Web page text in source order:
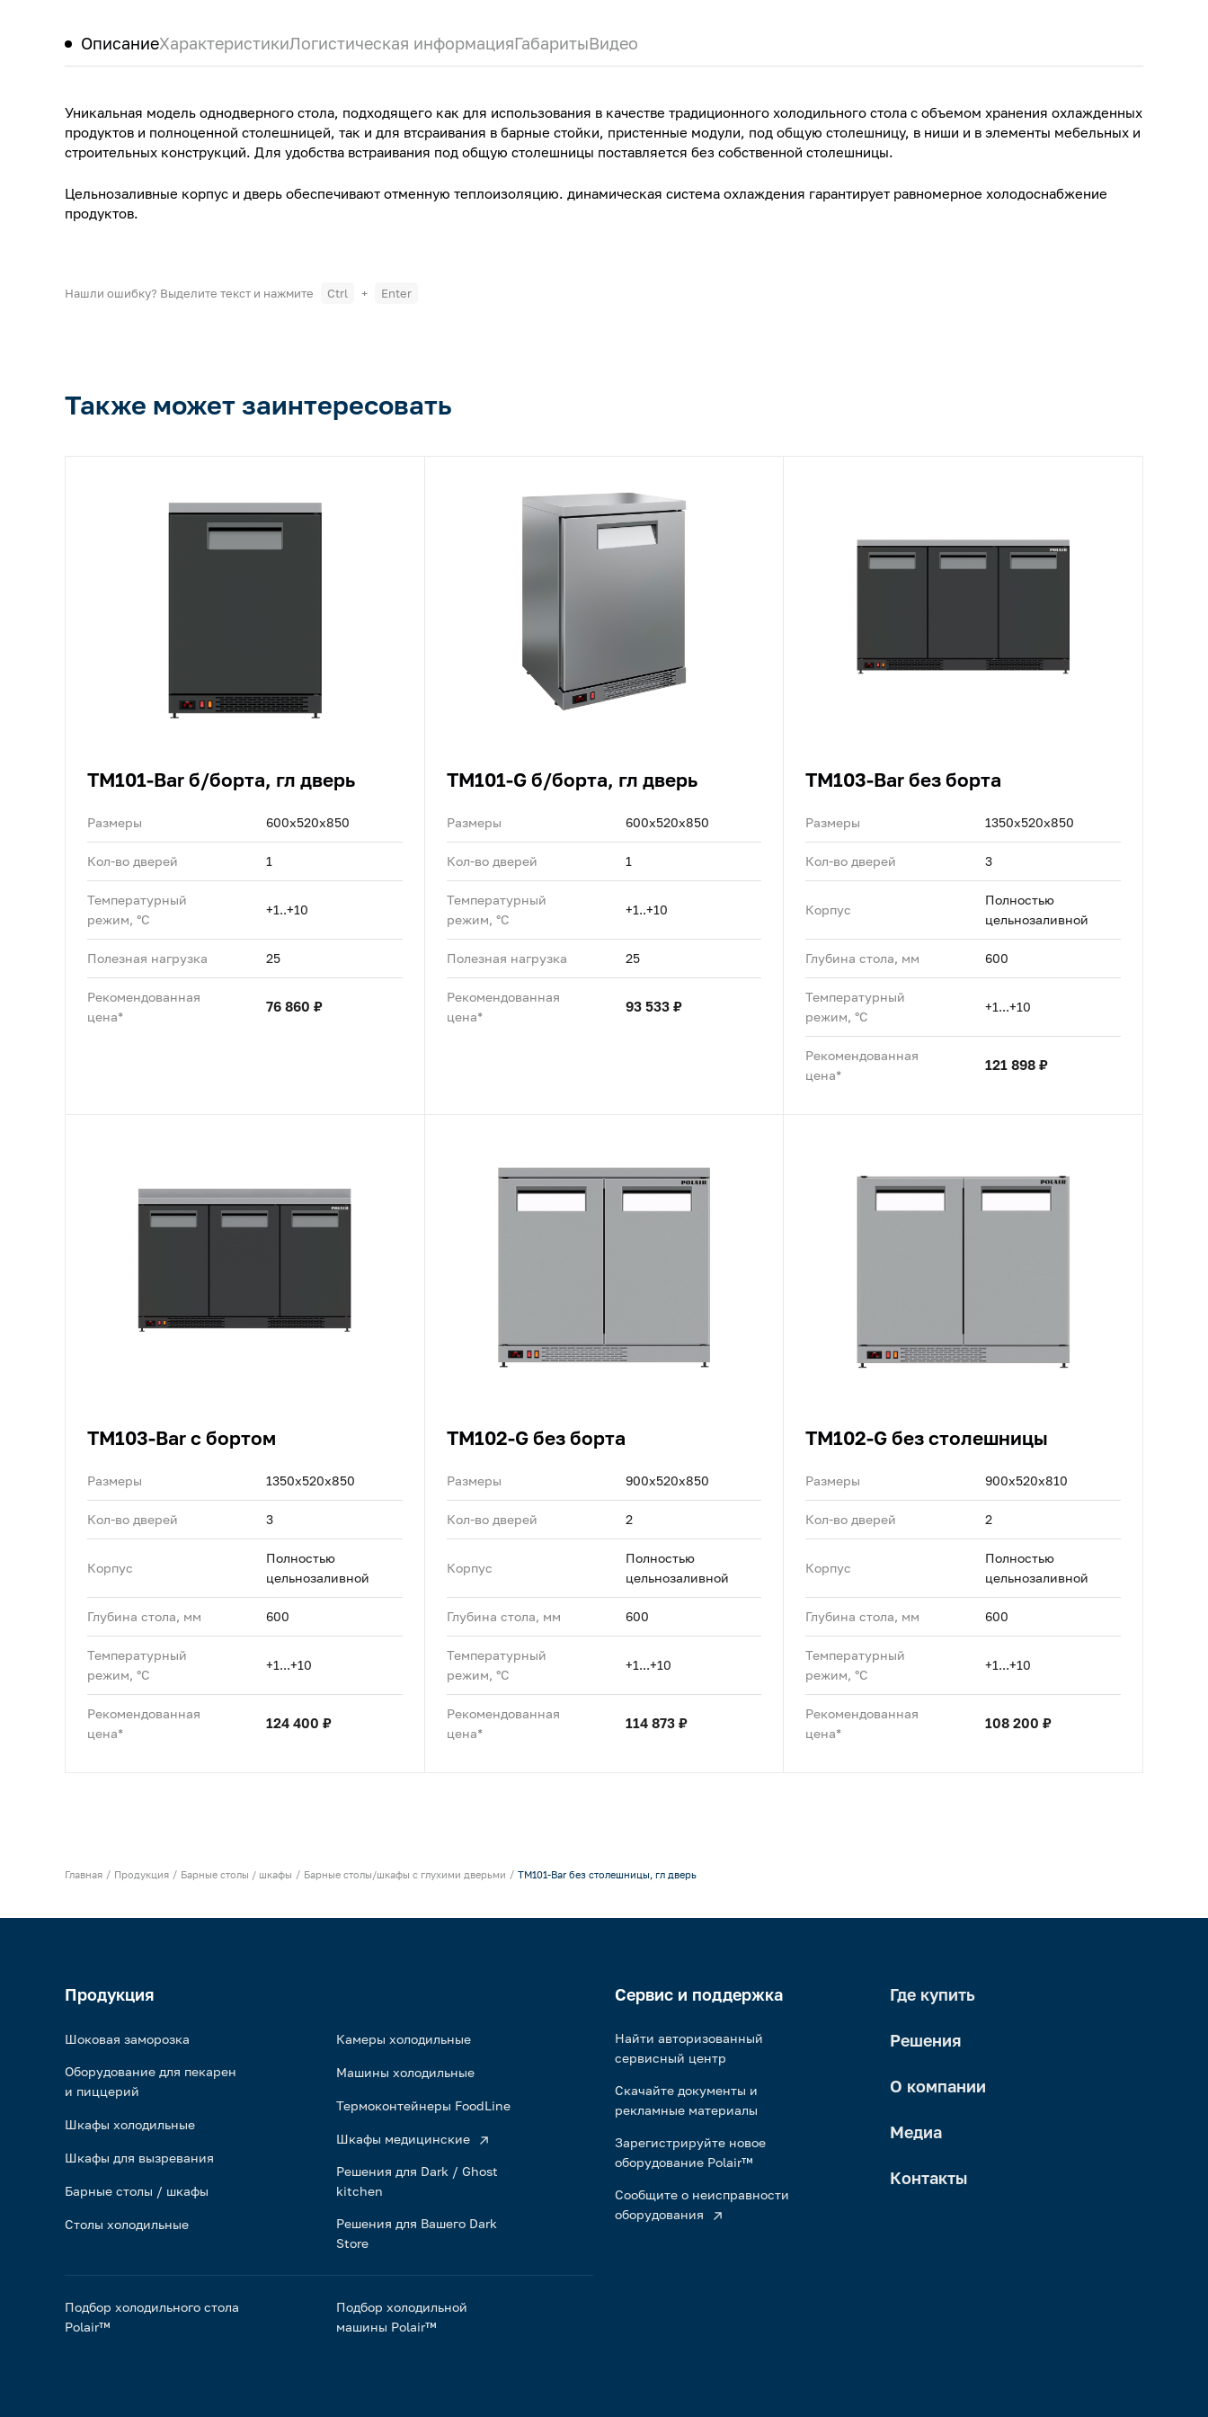
ОписаниеХарактеристикиЛогистическая информацияГабаритыВидео
Уникальная модель однодверного стола, подходящего как для использования в качестве традиционного холодильного стола с объемом хранения охлажденных
продуктов и полноценной столешницей, так и для втсраивания в барные стойки, пристенные модули, под общую столешницу, в ниши и в элементы мебельных и
строительных конструкций. Для удобства встраивания под общую столешницы поставляется без собственной столешницы.
Цельнозаливные корпус и дверь обеспечивают отменную теплоизоляцию. динамическая система охлаждения гарантирует равномерное холодоснабжение
продуктов.
Нашли ошибку? Выделите текст и нажмите Ctrl + Enter
Также может заинтересовать
TM101-Bar б/борта, гл дверь
Размеры 600х520х850
Кол-во дверей 1
Температурный
режим, °C
+1..+10
Полезная нагрузка 25
Рекомендованная
цена*
76 860 ₽
TM101-G б/борта, гл дверь
Размеры 600х520х850
Кол-во дверей 1
Температурный
режим, °C
+1..+10
Полезная нагрузка 25
Рекомендованная
цена*
93 533 ₽
TM103-Bar без борта
Размеры 1350х520х850
Кол-во дверей 3
Корпус
Полностью
цельнозаливной
Глубина стола, мм 600
Температурный
режим, °C
+1...+10
Рекомендованная
цена*
121 898 ₽
TM103-Bar с бортом
Размеры 1350х520х850
Кол-во дверей 3
Корпус
Полностью
цельнозаливной
Глубина стола, мм 600
Температурный
режим, °C
+1...+10
Рекомендованная
цена*
124 400 ₽
TM102-G без борта
Размеры 900х520х850
Кол-во дверей 2
Корпус
Полностью
цельнозаливной
Глубина стола, мм 600
Температурный
режим, °C
+1...+10
Рекомендованная
цена*
114 873 ₽
TM102-G без столешницы
Размеры 900х520х810
Кол-во дверей 2
Корпус
Полностью
цельнозаливной
Глубина стола, мм 600
Температурный
режим, °C
+1...+10
Рекомендованная
цена*
108 200 ₽
Главная Продукция Барные столы / шкафы Барные столы/шкафы с глухими дверьми TM101-Bar без столешницы, гл дверь
Продукция
Шоковая заморозка
Оборудование для пекарен
и пиццерий
Шкафы холодильные
Шкафы для вызревания
Барные столы / шкафы
Столы холодильные
Камеры холодильные
Машины холодильные
Термоконтейнеры FoodLine
Шкафы медицинские
Решения для Dark / Ghost
kitchen
Решения для Вашего Dark
Store
Подбор холодильного стола
Polair™
Подбор холодильной
машины Polair™
Сервис и поддержка
Найти авторизованный
сервисный центр
Скачайте документы и
рекламные материалы
Зарегистрируйте новое
оборудование Polair™
Сообщите о неисправности
оборудования
Где купить
Решения
О компании
Медиа
Контакты